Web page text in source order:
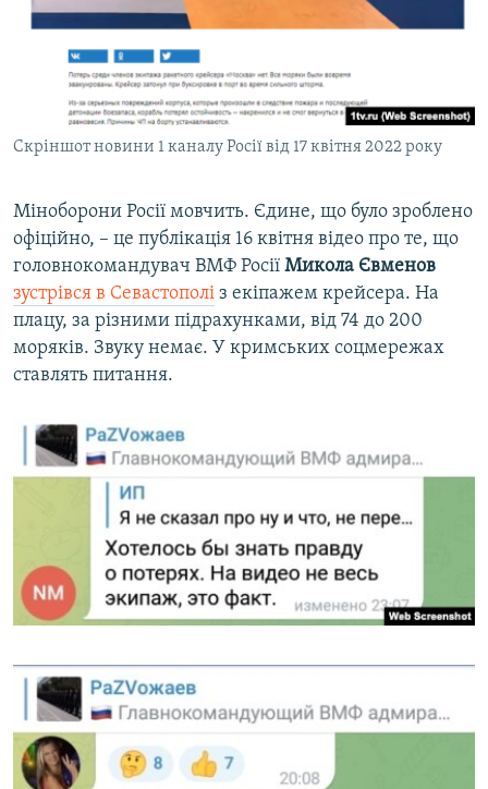
Скріншот новини 1 каналу Росії від 17 квітня 2022 року
Міноборони Росії мовчить. Єдине, що було зроблено
офіційно, – це публікація 16 квітня відео про те, що
головнокомандувач ВМФ Росії Микола Євменов
зустрівся в Севастополі з екіпажем крейсера. На
плацу, за різними підрахунками, від 74 до 200
моряків. Звуку немає. У кримських соцмережах
ставлять питання.